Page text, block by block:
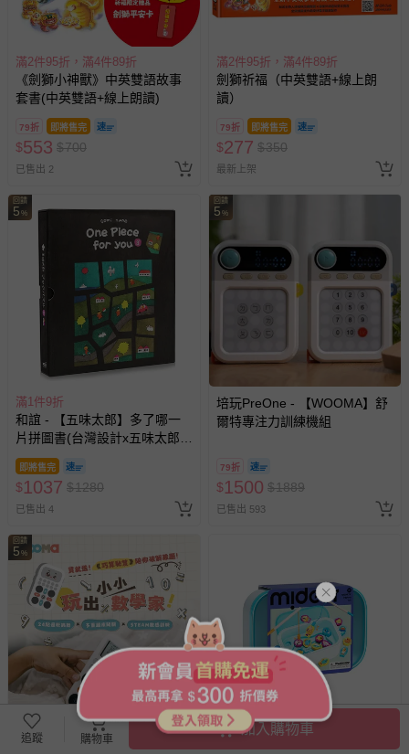
滿2件95折，滿4件89折
《劍獅小神獸》中英雙語故事
套書(中英雙語+線上朗讀)
79折 即將售完
$553 $700
已售出 2
滿2件95折，滿4件89折
劍獅祈福（中英雙語+線上朗
讀）
79折 即將售完
$277 $350
最新上架
回饋
5 %
滿1件9折
和誼 - 【五味太郎】多了哪一
片拼圖書(台灣設計x五味太郎監
製)
即將售完
$1037 $1280
已售出 4
回饋
5 %
培玩PreOne - 【WOOMA】舒
爾特專注力訓練機組
79折
$1500 $1889
已售出 593
回饋
5 %
培玩PreOne - 【WOOMA】24
追蹤 購物車
加入購物車